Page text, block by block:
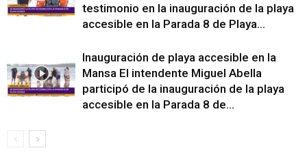
testimonio en la inauguración de la playa
accesible en la Parada 8 de Playa...
Inauguración de playa accesible en la
Mansa El intendente Miguel Abella
participó de la inauguración de la playa
accesible en la Parada 8 de...